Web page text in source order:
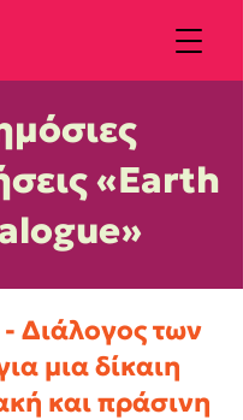
«Earth
Διάλογος των
μια δίκαιη
και πράσινη